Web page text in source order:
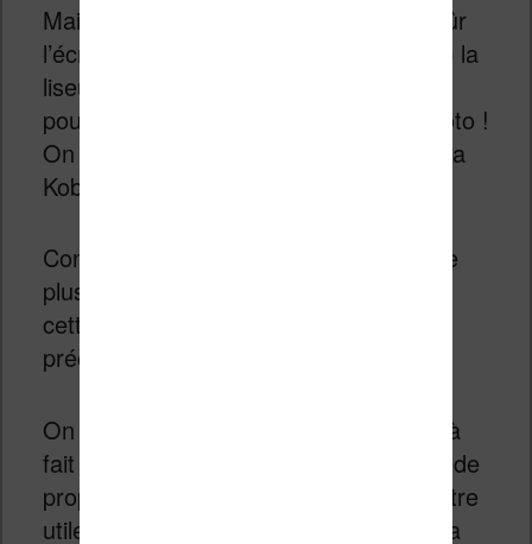
Mais, ce qui frappe le plus c’est bien sûr
l’écran de 7 pouces. Lorsque l’on place la
liseuse à côté d’une autre liseuse de 6
pouces, on peut dire qu’il n’y a pas photo !
On a beaucoup plus envie de prendre la
Kobo Libra 2 que l’autre liseuse.
Contrairement aux machines de lecture
plus classiques (et d’autres marques),
cette Libra 2 reprend le style du
précédent modèle Libra H2O.
On a donc un écran qui n’est pas tout à
fait au centre du boîtier, ce qui permet de
proposer deux gros boutons qui vont être
utiles pour tourner les pages pendant la